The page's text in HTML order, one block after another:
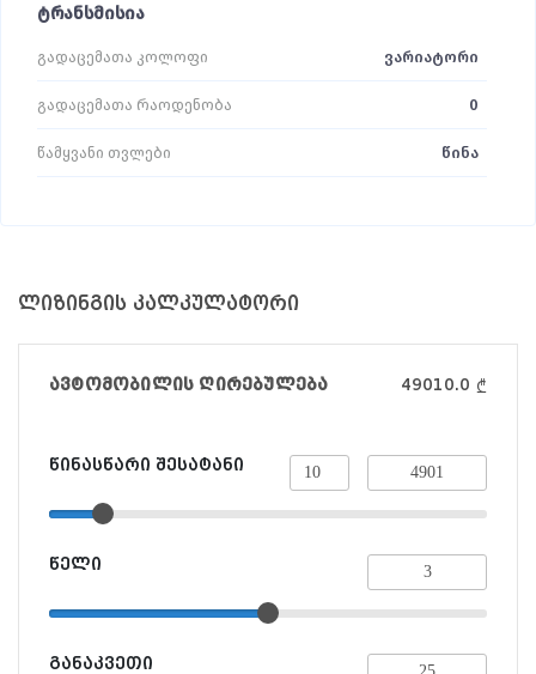
ტრანსმისია
გადაცემათა კოლოფი ვარიატორი
გადაცემათა რაოდენობა 0
წამყვანი თვლები წინა
ლიზინგის კალკულატორი
ავტომობილის ღირებულება 49010.0 ₾
წინასწარი შესატანი
წელი
განაკვეთი